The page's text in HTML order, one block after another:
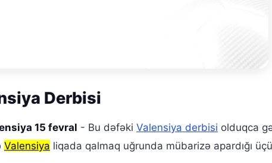
Derbisi
15 fevral - Bu dəfəki Valensiya derbisi olduqca
Valensiya liqada qalmaq uğrunda mübarizə apardığı